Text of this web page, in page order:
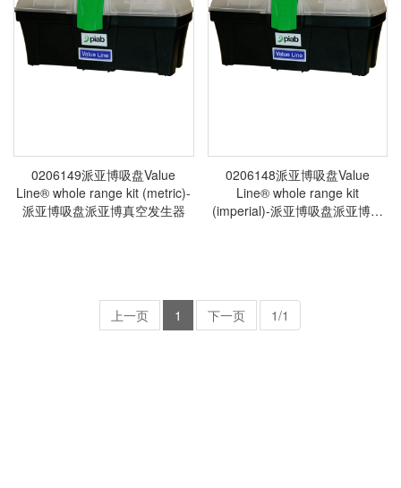
0206149派亚博吸盘Value
Line® whole range kit (metric)-
派亚博吸盘派亚博真空发生器
0206148派亚博吸盘Value
Line® whole range kit
(imperial)-派亚博吸盘派亚博真
上一页 1 下一页 1/1